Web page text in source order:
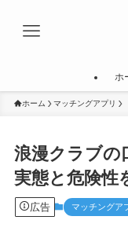
ホ
ホーム マッチングアプリ
浪漫クラブの
実態と危険性
広告 マッチングア